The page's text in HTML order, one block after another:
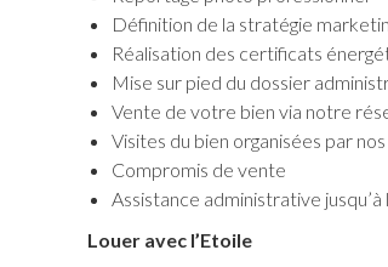
Définition de la stratégie
Réalisation des certificats
Mise sur pied du dossier
Vente de votre bien via notre
Visites du bien organisées par nos
Compromis de vente
Assistance administrative
Louer avec l’Etoile